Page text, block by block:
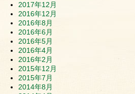
2017年12月
2016年12月
2016年8月
2016年6月
2016年5月
2016年4月
2016年2月
2015年12月
2015年7月
2014年8月